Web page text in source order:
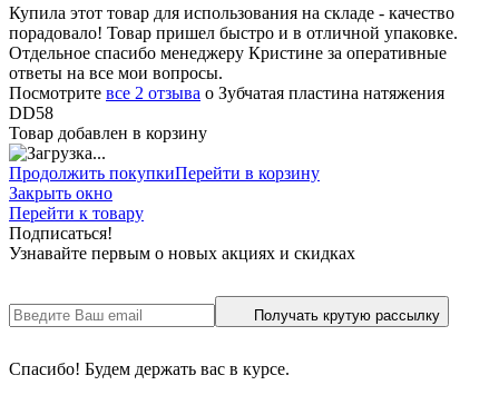
Купила этот товар для использования на складе - качество
порадовало! Товар пришел быстро и в отличной упаковке.
Отдельное спасибо менеджеру Кристине за оперативные
ответы на все мои вопросы.
Посмотрите все 2 отзыва о Зубчатая пластина натяжения
DD58
Товар добавлен в корзину
Продолжить покупкиПерейти в корзину
Закрыть окно
Перейти к товару
Подписаться!
Узнавайте первым о новых акциях и скидках
Получать крутую рассылку
Спасибо! Будем держать вас в курсе.